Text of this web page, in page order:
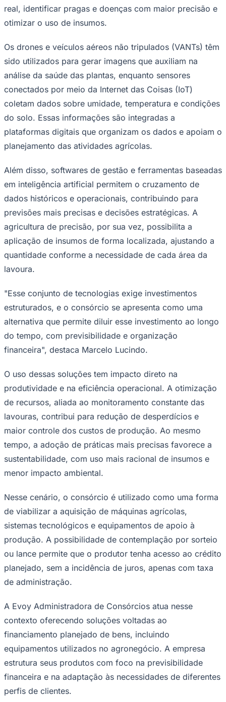
Corinthians
Palmeiras
real, identificar pragas e doenças com maior precisão e
otimizar o uso de insumos.
Os drones e veículos aéreos não tripulados (VANTs) têm
sido utilizados para gerar imagens que auxiliam na
análise da saúde das plantas, enquanto sensores
conectados por meio da Internet das Coisas (IoT)
coletam dados sobre umidade, temperatura e condições
do solo. Essas informações são integradas a
plataformas digitais que organizam os dados e apoiam o
planejamento das atividades agrícolas.
Além disso, softwares de gestão e ferramentas baseadas
em inteligência artificial permitem o cruzamento de
dados históricos e operacionais, contribuindo para
previsões mais precisas e decisões estratégicas. A
agricultura de precisão, por sua vez, possibilita a
aplicação de insumos de forma localizada, ajustando a
quantidade conforme a necessidade de cada área da
lavoura.
"Esse conjunto de tecnologias exige investimentos
estruturados, e o consórcio se apresenta como uma
alternativa que permite diluir esse investimento ao longo
do tempo, com previsibilidade e organização
financeira", destaca Marcelo Lucindo.
O uso dessas soluções tem impacto direto na
produtividade e na eficiência operacional. A otimização
de recursos, aliada ao monitoramento constante das
lavouras, contribui para redução de desperdícios e
maior controle dos custos de produção. Ao mesmo
tempo, a adoção de práticas mais precisas favorece a
sustentabilidade, com uso mais racional de insumos e
menor impacto ambiental.
Nesse cenário, o consórcio é utilizado como uma forma
de viabilizar a aquisição de máquinas agrícolas,
sistemas tecnológicos e equipamentos de apoio à
produção. A possibilidade de contemplação por sorteio
ou lance permite que o produtor tenha acesso ao crédito
planejado, sem a incidência de juros, apenas com taxa
de administração.
A Evoy Administradora de Consórcios atua nesse
contexto oferecendo soluções voltadas ao
financiamento planejado de bens, incluindo
equipamentos utilizados no agronegócio. A empresa
estrutura seus produtos com foco na previsibilidade
financeira e na adaptação às necessidades de diferentes
perfis de clientes.